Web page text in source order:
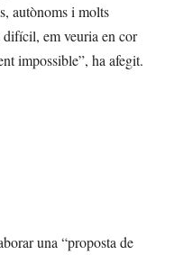
autònoms i molts
difícil, em veuria en cor
impossible”, ha afegit.
una “proposta de